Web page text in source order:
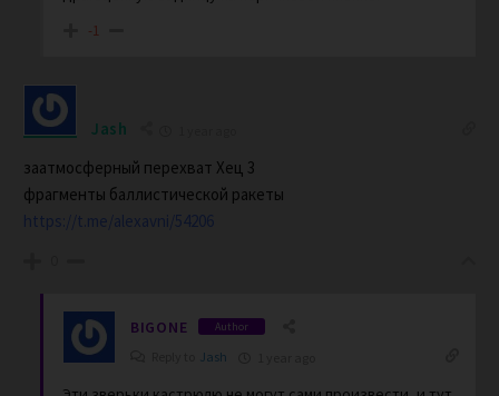
-1
Jash
заатмосферный перехват Хец 3
фрагменты баллистической ракеты
https://t.me/alexavni/54206
BIGONE Author
Jash